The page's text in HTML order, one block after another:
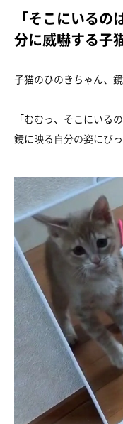
「そこにいる
分に威嚇する子
子猫のひのきちゃん、
「むむっ、そこにいる
鏡に映る自分の姿にび